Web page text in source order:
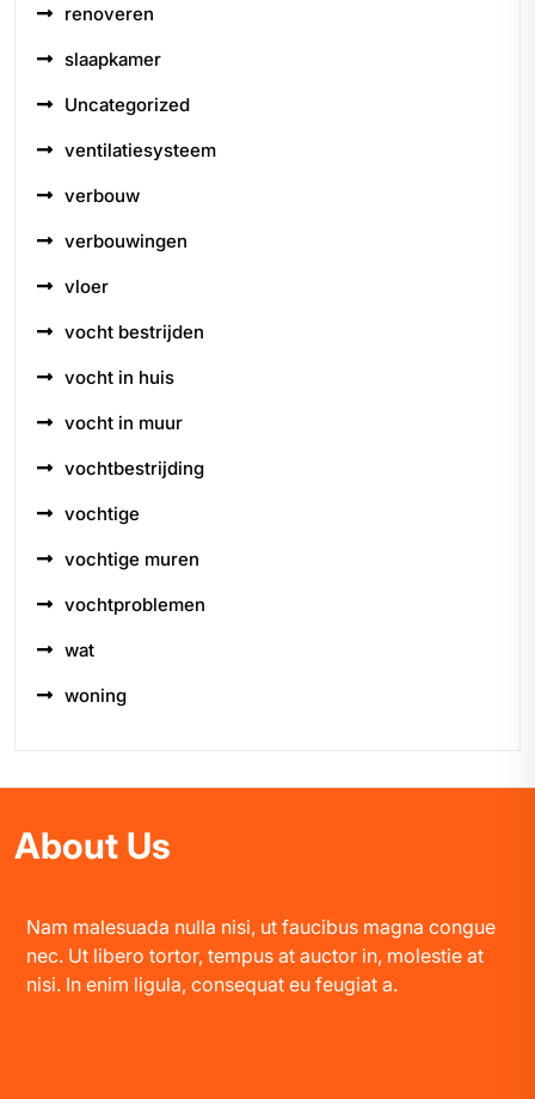
renoveren
slaapkamer
Uncategorized
ventilatiesysteem
verbouw
verbouwingen
vloer
vocht bestrijden
vocht in huis
vocht in muur
vochtbestrijding
vochtige
vochtige muren
vochtproblemen
wat
woning
About Us
Nam malesuada nulla nisi, ut faucibus magna congue
nec. Ut libero tortor, tempus at auctor in, molestie at
nisi. In enim ligula, consequat eu feugiat a.